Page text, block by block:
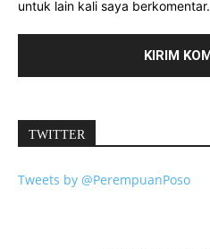
untuk lain kali saya berkomentar.
TWITTER
Tweets by @PerempuanPoso